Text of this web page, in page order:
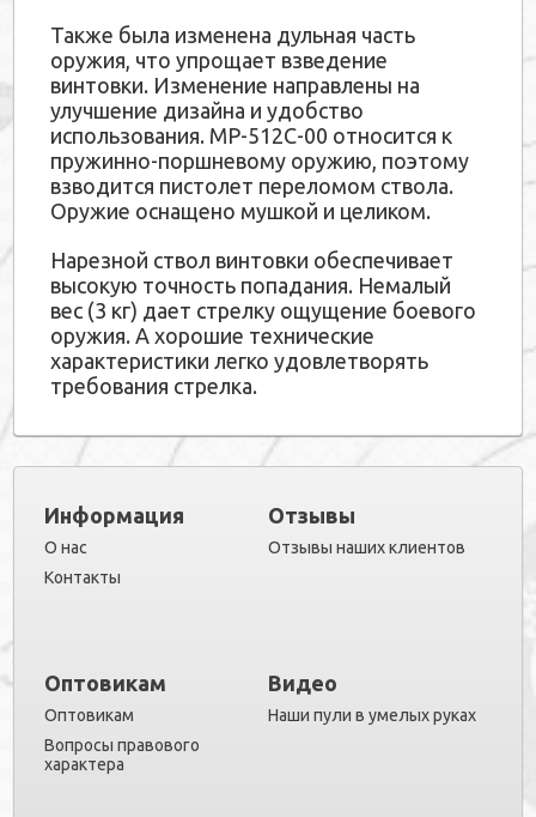
Также была изменена дульная часть
оружия, что упрощает взведение
винтовки. Изменение направлены на
улучшение дизайна и удобство
использования. МР-512С-00 относится к
пружинно-поршневому оружию, поэтому
взводится пистолет переломом ствола.
Оружие оснащено мушкой и целиком.
Нарезной ствол винтовки обеспечивает
высокую точность попадания. Немалый
вес (3 кг) дает стрелку ощущение боевого
оружия. А хорошие технические
характеристики легко удовлетворять
требования стрелка.
Информация
О нас
Контакты
Отзывы
Отзывы наших клиентов
Оптовикам
Оптовикам
Вопросы правового
характера
Видео
Наши пули в умелых руках